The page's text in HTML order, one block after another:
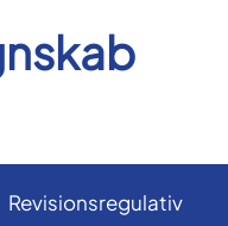
Revisionsregulativ